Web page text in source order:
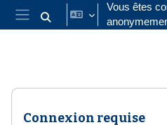
Passer au contenu principal
Panneau latéral
Activer/désactiver la saisie
Vous êtes
Connexion requise